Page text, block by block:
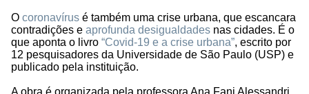
O coronavírus é também uma crise urbana, que escancara
contradições e aprofunda desigualdades nas cidades. É o
que aponta o livro “Covid-19 e a crise urbana”, escrito por
12 pesquisadores da Universidade de São Paulo (USP) e
publicado pela instituição.